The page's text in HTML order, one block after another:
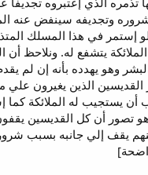
وتجديفه سينفض عنه
إستمر في هذا المسلك
يتشفع له. ونلاحظ أن
وهو يهدده بأنه إن لم
الذين يغيرون علي
أن يستجيب له الملائكة كما
تصور أن كل القديسين
يقف إلي جانبه بسبب